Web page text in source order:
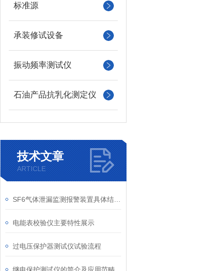
标准源
承装修试设备
振动频率测试仪
石油产品抗乳化测定仪
技术文章
ARTICLE
电能表校验仪主要特性展示
过电压保护器测试仪试验流程